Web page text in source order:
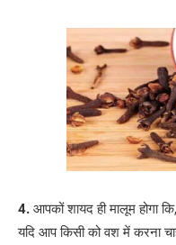
4. आपकों शायद ही मालूम होगा
यदि आप किसी को वश में करना